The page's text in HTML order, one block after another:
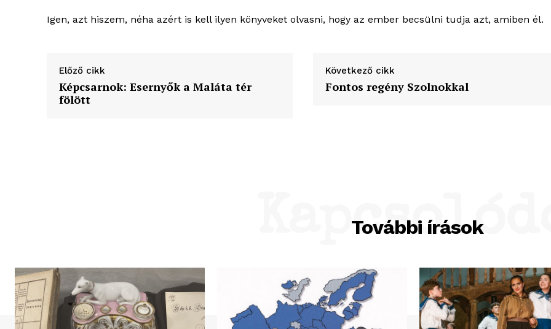
Igen, azt hiszem, néha azért is kell ilyen könyveket olvasni, hogy az ember becsülni tudja azt, amiben él.
Előző cikk
Képcsarnok: Esernyők a Maláta tér
fölött
Következő cikk
Fontos regény Szolnokkal
További írások